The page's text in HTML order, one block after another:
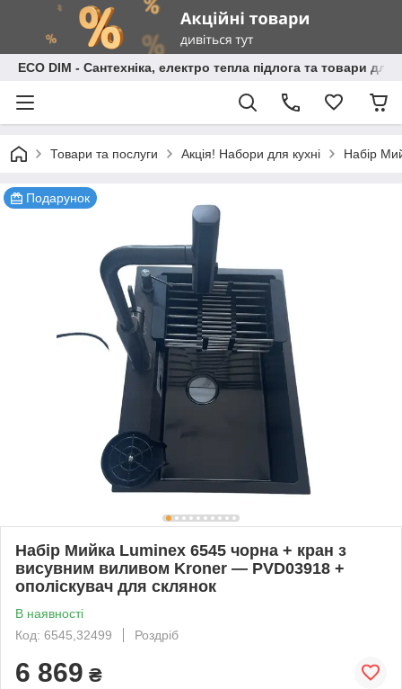
ECO DIM - Сантехніка, електро тепла підлога та товари для
Товари та послуги Акція! Набори для кухні Набір
Подарунок
Набір Мийка Luminex 6545 чорна + кран з
висувним виливом Kroner — PVD03918 +
ополіскувач для склянок
В наявності
Код: 6545,32499
Роздріб
6 869 ₴